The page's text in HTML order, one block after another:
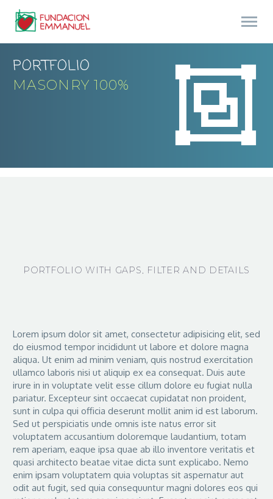


PORTFOLIO
MASONRY 100%
PORTFOLIO WITH GAPS, FILTER AND DETAILS
Lorem ipsum dolor sit amet, consectetur adipisicing elit, sed
do eiusmod tempor incididunt ut labore et dolore magna
aliqua. Ut enim ad minim veniam, quis nostrud exercitation
ullamco laboris nisi ut aliquip ex ea consequat. Duis aute
irure in in voluptate velit esse cillum dolore eu fugiat nulla
pariatur. Excepteur sint occaecat cupidatat non proident,
sunt in culpa qui officia deserunt mollit anim id est laborum.
Sed ut perspiciatis unde omnis iste natus error sit
voluptatem accusantium doloremque laudantium, totam
rem aperiam, eaque ipsa quae ab illo inventore veritatis et
quasi architecto beatae vitae dicta sunt explicabo. Nemo
enim ipsam voluptatem quia voluptas sit aspernatur aut
odit aut fugit, sed quia consequuntur magni dolores eos qui